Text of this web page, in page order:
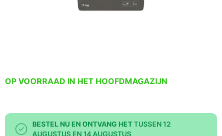
OP VOORRAAD IN HET HOOFDMAGAZIJN
BESTEL NU EN ONTVANG HETTUSSEN 12
AUGUSTUS EN 14 AUGUSTUS